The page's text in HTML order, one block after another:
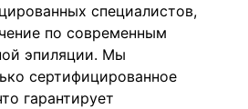
специалистов,
по современным
эпиляции. Мы
сертифицированное
гарантирует